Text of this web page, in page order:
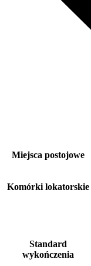
Miejsca postojowe
Komórki lokatorskie
Standard
wykończenia